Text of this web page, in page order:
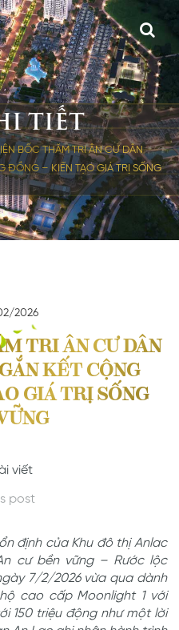
TIẾT
BỐC THĂM TRI ÂN CƯ DÂN
ĐỒNG – KIẾN TẠO GIÁ TRỊ SỐNG
2026
TRI ÂN CƯ DÂN
KẾT CỘNG
GIÁ TRỊ SỐNG
viết
post
định của Khu đô thị Anlac
cư bền vững – Rước lộc
7/2/2026 vừa qua dành
cao cấp Moonlight 1 với
150 triệu động như một lời